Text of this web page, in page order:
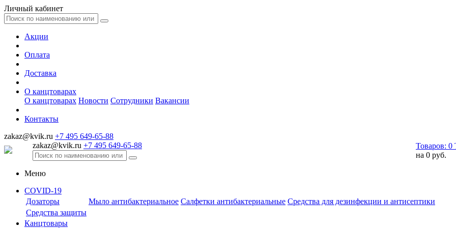
Личный кабинет
Акции
Оплата
Доставка
О канцтоварах
О канцтоварах Новости Сотрудники Вакансии
Контакты
zakaz@kvik.ru +7 495 649-65-88
zakaz@kvik.ru +7 495 649-65-88 Товаров: 0
на 0 руб.
Меню
COVID-19
Дозаторы
Мыло антибактериальное Салфетки антибактериальные Средства для дезинфекции и антисептики
Средства защиты
Канцтовары